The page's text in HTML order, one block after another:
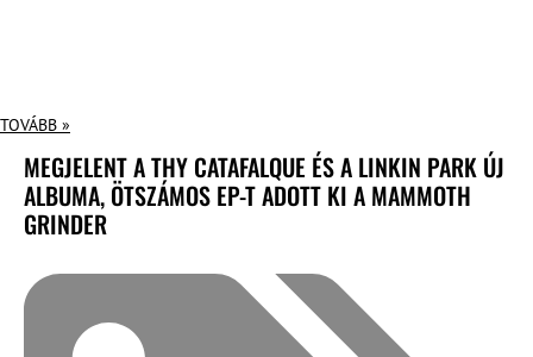
TOVÁBB »
MEGJELENT A THY CATAFALQUE ÉS A LINKIN PARK ÚJ
ALBUMA, ÖTSZÁMOS EP-T ADOTT KI A MAMMOTH
GRINDER